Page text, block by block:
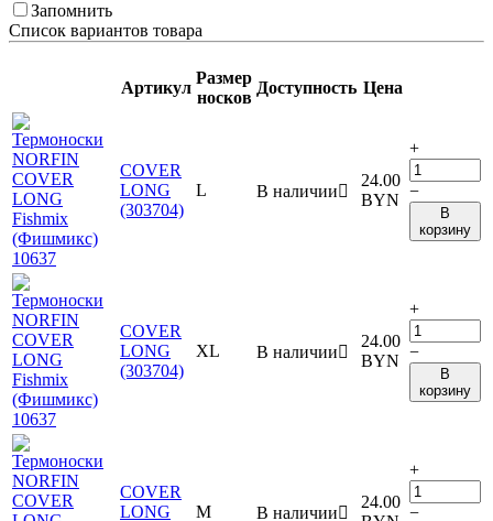
Запомнить
Список вариантов товара
Артикул
Размер
носков
Доступность Цена
COVER
LONG
(303704)
L В наличии
24.00
BYN
+
−
В
корзину
COVER
LONG
(303704)
XL В наличии
24.00
BYN
+
−
В
корзину
COVER
LONG
M В наличии
24.00
+
−